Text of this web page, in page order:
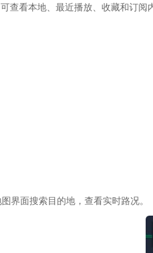
查看本地、最近播放、收藏和订阅
界面搜索目的地，查看实时路况。